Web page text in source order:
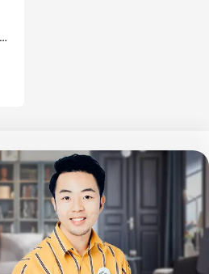
SMÅSTAD 斯玛斯塔 / PLATSA 普拉萨
English